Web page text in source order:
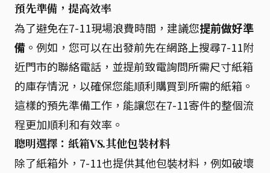
預先準備，提高效率
為了避免在7-11現場浪費時間，建議您提前做好準
備 。例如，您可以在出發前先在網路上搜尋7-11附
近門市的聯絡電話，並提前致電詢問所需尺寸紙箱
的庫存情況，以確保您能順利購買到所需的紙箱。
這樣的預先準備工作，能讓您在7-11寄件的整個流
程更加順利和有效率。
聰明選擇：紙箱VS.其他包裝材料
除了紙箱外，7-11也提供其他包裝材料，例如破壞